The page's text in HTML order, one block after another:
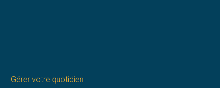
Gérer votre quotidien